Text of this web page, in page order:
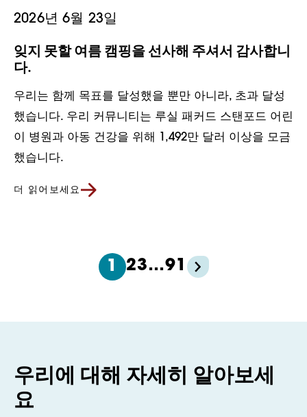
2026년 6월 23일
잊지 못할 여름 캠핑을 선사해 주셔서 감사합니
다.
우리는 함께 목표를 달성했을 뿐만 아니라, 초과 달성
했습니다. 우리 커뮤니티는 루실 패커드 스탠포드 어린
이 병원과 아동 건강을 위해 1,492만 달러 이상을 모금
했습니다.
더 읽어보세요
1 23…91
우리에 대해 자세히 알아보세
요